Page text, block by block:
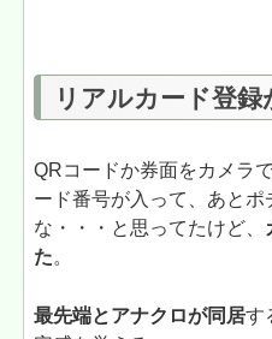
リアルカード登録
QRコードか券面をカメラ
ード番号が入って、あとポ
な・・・と思ってたけど、
た。
最先端とアナクロが同居す